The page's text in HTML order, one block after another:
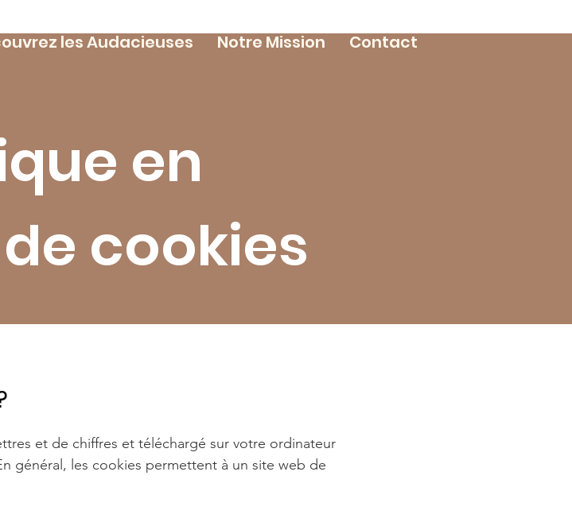
les Audacieuses Notre Mission Contact
en
cookies
et de chiffres et téléchargé sur votre ordinateur
général, les cookies permettent à un site web de